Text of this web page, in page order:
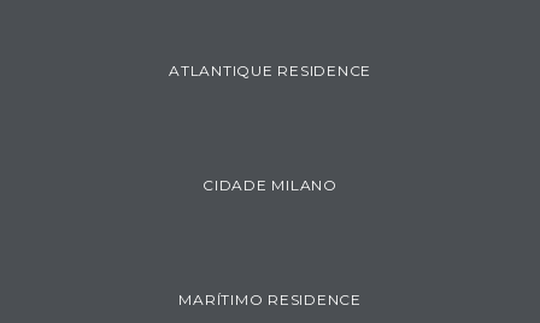
ATLANTIQUE RESIDENCE
CIDADE MILANO
MARÍTIMO RESIDENCE